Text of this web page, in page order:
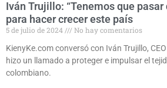
Iván Trujillo: “Tenemos que
para hacer crecer este país
5 de julio de 2024
No hay comentarios
KienyKe.com conversó con Iván Trujillo,
hizo un llamado a proteger e impulsar el
colombiano.